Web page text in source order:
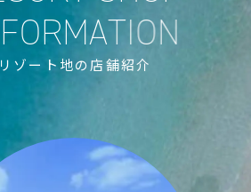
リゾート地の店舗紹介